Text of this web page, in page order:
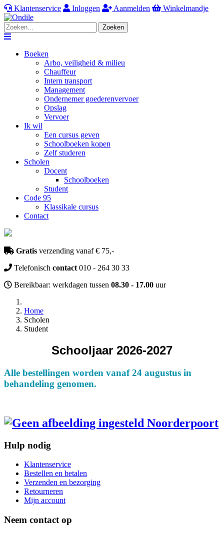
Klantenservice Inloggen Aanmelden Winkelmandje
Zoeken
Navigation
Boeken
Arbo, veiligheid & milieu
Chauffeur
Intern transport
Management
Ondernemer goederenvervoer
Opslag
Vervoer
Ik wil
Een cursus geven
Schoolboeken kopen
Zelf studeren
Scholen
Docent
Schoolboeken
Student
Code 95
Klassikale cursus
Contact
Gratis verzending vanaf € 75,-
Telefonisch contact 010 - 264 30 33
Bereikbaar: werkdagen tussen 08.30 - 17.00 uur
Home
Scholen
Student
Schooljaar 2026-2027
Alle bestellingen worden vanaf 24 augustus in
behandeling genomen.
Noorderpoort
Hulp nodig
Klantenservice
Bestellen en betalen
Verzenden en bezorging
Retourneren
Mijn account
Neem contact op